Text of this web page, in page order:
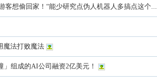
客想偷回家！“能少研究点伪人机器人多搞点这个...
魔法打败魔法
」组成的AI公司融资2亿美元！